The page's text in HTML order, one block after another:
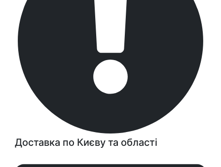
Доставка по Києву та області